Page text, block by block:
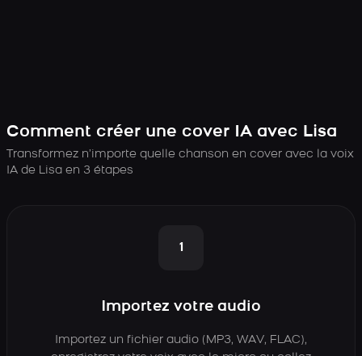
Comment créer une cover IA avec Lisa
Transformez n’importe quelle chanson en cover avec la voix
IA de Lisa en 3 étapes
1
Importez votre audio
Importez un fichier audio (MP3, WAV, FLAC),